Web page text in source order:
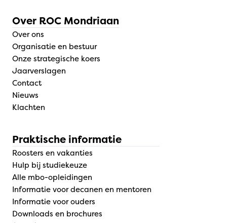
Over ROC Mondriaan
Over ons
Organisatie en bestuur
Onze strategische koers
Jaarverslagen
Contact
Nieuws
Klachten
Praktische informatie
Roosters en vakanties
Hulp bij studiekeuze
Alle mbo-opleidingen
Informatie voor decanen en mentoren
Informatie voor ouders
Downloads en brochures